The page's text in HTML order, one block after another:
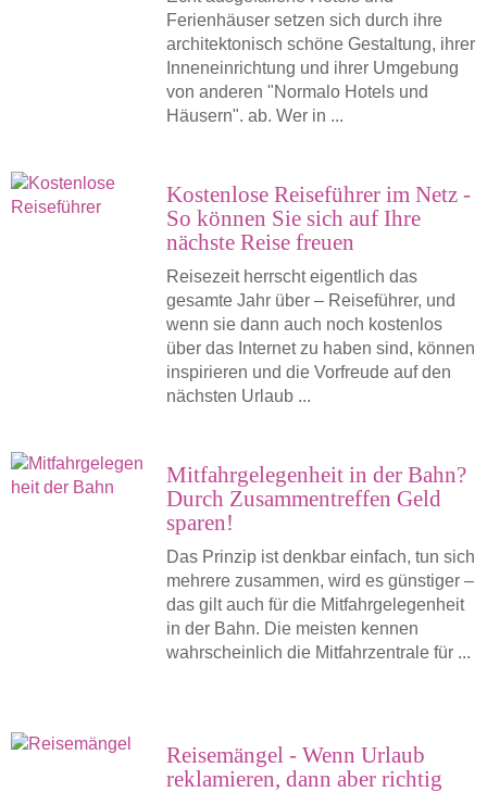
Ferienhäuser setzen sich durch ihre
architektonisch schöne Gestaltung, ihrer
Inneneinrichtung und ihrer Umgebung
von anderen "Normalo Hotels und
Häusern". ab. Wer in ...
Kostenlose Reiseführer im Netz -
So können Sie sich auf Ihre
nächste Reise freuen
Reisezeit herrscht eigentlich das
gesamte Jahr über – Reiseführer, und
wenn sie dann auch noch kostenlos
über das Internet zu haben sind, können
inspirieren und die Vorfreude auf den
nächsten Urlaub ...
Mitfahrgelegenheit in der Bahn?
Durch Zusammentreffen Geld
sparen!
Das Prinzip ist denkbar einfach, tun sich
mehrere zusammen, wird es günstiger –
das gilt auch für die Mitfahrgelegenheit
in der Bahn. Die meisten kennen
wahrscheinlich die Mitfahrzentrale für ...
Reisemängel - Wenn Urlaub
reklamieren, dann aber richtig